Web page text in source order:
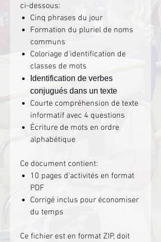
ci-dessous:
Cinq phrases du jour
Formation du pluriel de noms
communs
Coloriage d'identification de
classes de mots
Identification de verbes
conjugués dans un texte
Courte compréhension de texte
informatif avec 4 questions
Écriture de mots en ordre
alphabétique
Ce document contient:
10 pages d'activités en format
PDF
Corrigé inclus pour économiser
du temps
Ce fichier est en format ZIP, doit